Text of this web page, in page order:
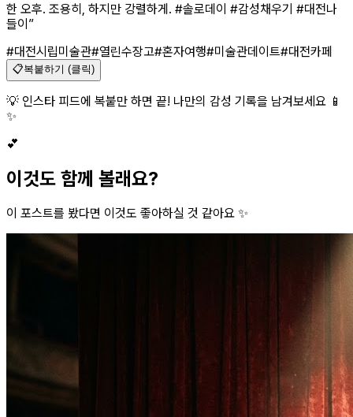
한 오후. 조용히, 하지만 강렬하게. #솔로데이 #감성채우기 #대전나
들이 ”
#대전시립미술관#열린수장고#혼자여행#미술관데이트#대전카페
📋복붙하기 (클릭)
💡 인스타 피드에 복붙만 하면 끝! 나만의 감성 기록을 남겨보세요 📱
✨
💕
이것도 함께 볼래요?
이 포스트를 봤다면 이것도 좋아하실 것 같아요 ✨